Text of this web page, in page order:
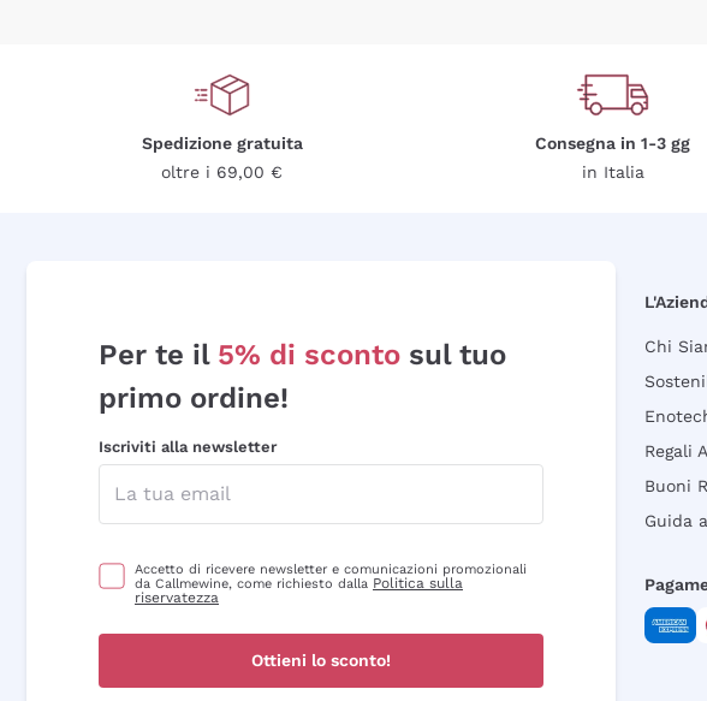
Spedizione gratuita
oltre i 69,00 €
Consegna in 1-3 gg
in Italia
Per te il 5% di sconto sul tuo
primo ordine!
Iscriviti alla newsletter
Accetto di ricevere newsletter e comunicazioni promozionali
da Callmewine, come richiesto dalla Politica sulla
riservatezza
Ottieni lo sconto!
Chi
Regali
Buoni
Guida